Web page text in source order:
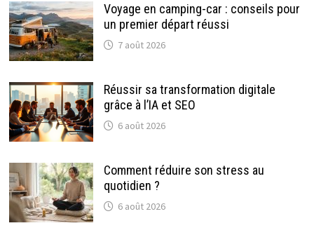
Voyage en camping-car : conseils pour
un premier départ réussi
7 août 2026
Réussir sa transformation digitale
grâce à l’IA et SEO
6 août 2026
Comment réduire son stress au
quotidien ?
6 août 2026